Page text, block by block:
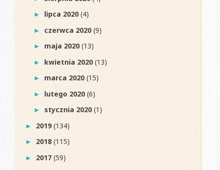
► lipca 2020(4)
► czerwca 2020(9)
► maja 2020(13)
► kwietnia 2020(13)
► marca 2020(15)
► lutego 2020(6)
► stycznia 2020(1)
► 2019(134)
► 2018(115)
► 2017(59)